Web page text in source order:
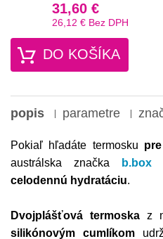
31,60 €
26,12 € Bez DPH
DO KOŠÍKA
popis parametre
Pokiaľ hľadáte termosku
austrálska značka
b.box
celodennú hydratáciu.
Dvojplášťová termoska z
silikónovým cumlíkom